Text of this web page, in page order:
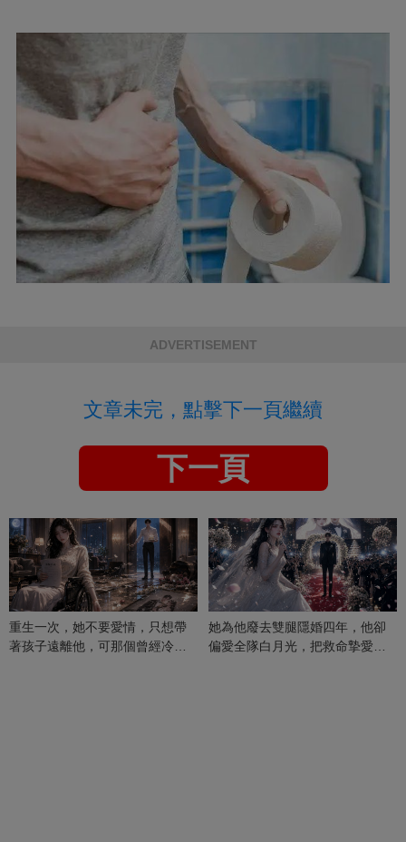
ADVERTISEMENT
文章未完，點擊下一頁繼續
下一頁
重生一次，她不要愛情，只想帶
著孩子遠離他，可那個曾經冷漠
她為他廢去雙腿隱婚四年，他卻
偏愛全隊白月光，把救命摯愛當